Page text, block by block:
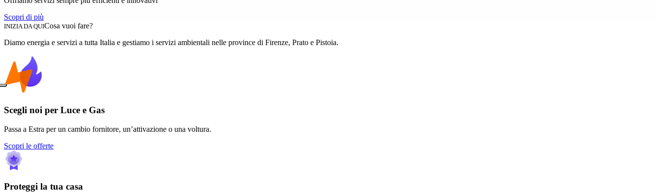
Scopri di più
INIZIA DA QUICosa vuoi fare?
Diamo energia e servizi a tutta Italia e gestiamo i servizi ambientali nelle province di Firenze, Prato e Pistoia.
Scegli noi per Luce e Gas
Passa a Estra per un cambio fornitore, un’attivazione o una voltura.
Scopri le offerte
Proteggi la tua casa